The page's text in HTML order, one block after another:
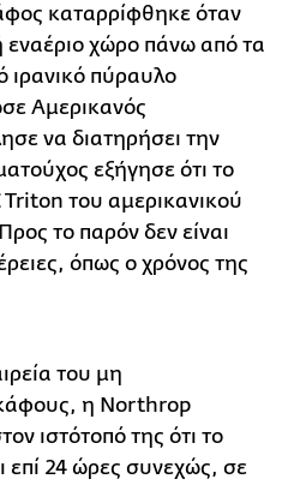
καταρρίφθηκε όταν
εναέριο χώρο πάνω από τα
ιρανικό πύραυλο
Αμερικανός
να διατηρήσει την
εξήγησε ότι το
του αμερικανικού
το παρόν δεν είναι
όπως ο χρόνος της
του μη
η Northrop
ιστότοπό της ότι το
επί 24 ώρες συνεχώς, σε